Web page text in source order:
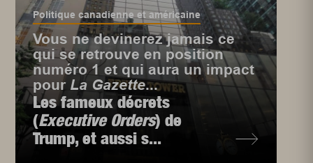
Politique canadienne et américaine
Vous ne devinerez jamais ce
qui se retrouve en position
numéro 1 et qui aura un impact
pour La Gazette...
Les fameux décrets
(Executive Orders) de
Trump, et aussi s...